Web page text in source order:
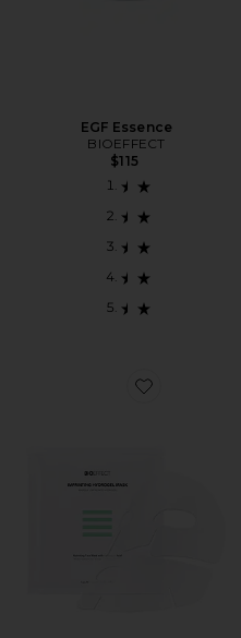
EGF Essence
BIOEFFECT
$115
Favorite